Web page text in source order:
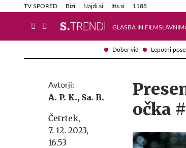
Dober vid Lepotni
TV SPORED Bizi Najdi.si Itis.si 1188
GLASBA IN FILMSLAVNI
Info in obvestila Tehnik
Avtorji:
A. P. K., Sa. B.
Četrtek,
7. 12. 2023,
16.53
očka